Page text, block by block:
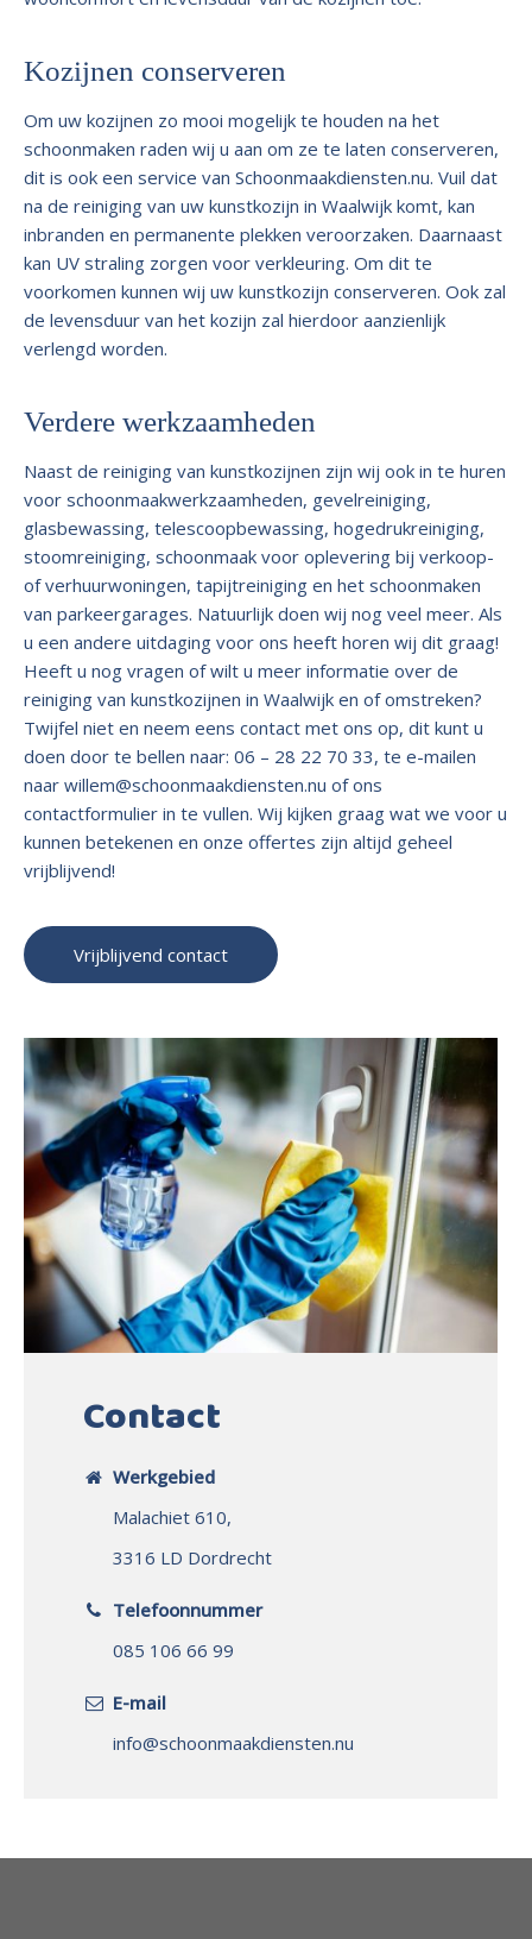
Kozijnen conserveren
Om uw kozijnen zo mooi mogelijk te houden na het
schoonmaken raden wij u aan om ze te laten conserveren,
dit is ook een service van Schoonmaakdiensten.nu. Vuil dat
na de reiniging van uw kunstkozijn in Waalwijk komt, kan
inbranden en permanente plekken veroorzaken. Daarnaast
kan UV straling zorgen voor verkleuring. Om dit te
voorkomen kunnen wij uw kunstkozijn conserveren. Ook zal
de levensduur van het kozijn zal hierdoor aanzienlijk
verlengd worden.
Verdere werkzaamheden
Naast de reiniging van kunstkozijnen zijn wij ook in te huren
voor schoonmaakwerkzaamheden, gevelreiniging,
glasbewassing, telescoopbewassing, hogedrukreiniging,
stoomreiniging, schoonmaak voor oplevering bij verkoop-
of verhuurwoningen, tapijtreiniging en het schoonmaken
van parkeergarages. Natuurlijk doen wij nog veel meer. Als
u een andere uitdaging voor ons heeft horen wij dit graag!
Heeft u nog vragen of wilt u meer informatie over de
reiniging van kunstkozijnen in Waalwijk en of omstreken?
Twijfel niet en neem eens contact met ons op, dit kunt u
doen door te bellen naar: 06 – 28 22 70 33, te e-mailen
naar willem@schoonmaakdiensten.nu of ons
contactformulier in te vullen. Wij kijken graag wat we voor u
kunnen betekenen en onze offertes zijn altijd geheel
vrijblijvend!
Vrijblijvend contact
Contact
Werkgebied
Malachiet 610,
3316 LD Dordrecht
Telefoonnummer
085 106 66 99
E-mail
info@schoonmaakdiensten.nu